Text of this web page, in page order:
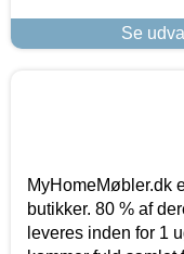
Se
MyHomeMøbler.dk
butikker. 80 % af
leveres inden for 1